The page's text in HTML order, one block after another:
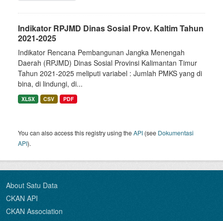
Indikator RPJMD Dinas Sosial Prov. Kaltim Tahun
2021-2025
Indikator Rencana Pembangunan Jangka Menengah
Daerah (RPJMD) Dinas Sosial Provinsi Kalimantan Timur
Tahun 2021-2025 meliputi variabel : Jumlah PMKS yang di
bina, di lindungi, di...
XLSX CSV PDF
You can also access this registry using theAPI (see Dokumentasi
API).
About Satu Data
CKAN API
CKAN Association